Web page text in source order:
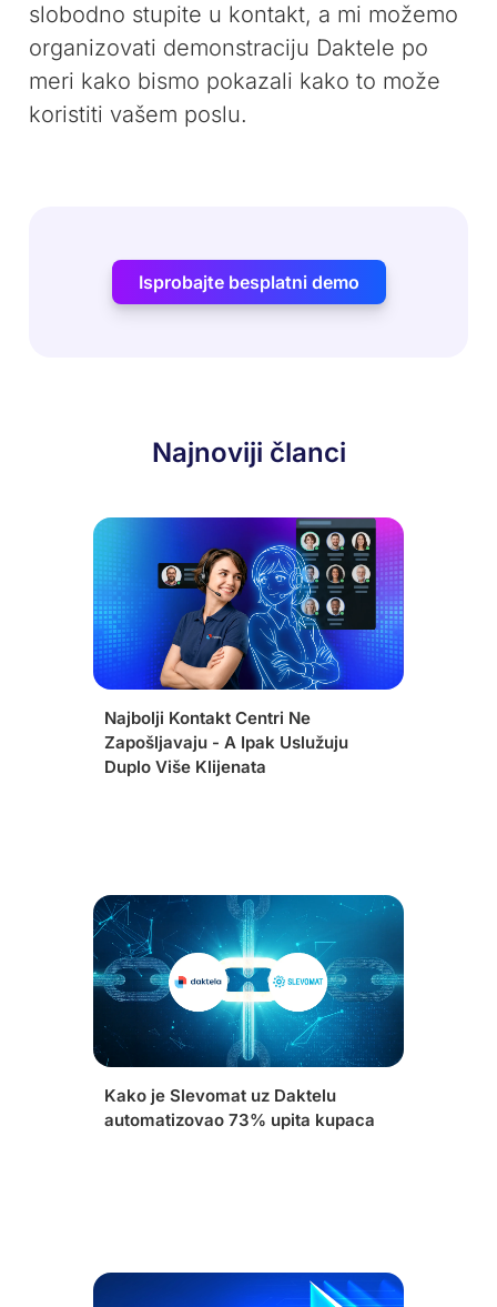
slobodno stupite u kontakt, a mi možemo
organizovati demonstraciju Daktele po
meri kako bismo pokazali kako to može
koristiti vašem poslu.
Isprobajte besplatni demo
Najnoviji članci
Najbolji Kontakt Centri Ne
Zapošljavaju - A Ipak Uslužuju
Duplo Više Klijenata
Kako je Slevomat uz Daktelu
automatizovao 73% upita kupaca